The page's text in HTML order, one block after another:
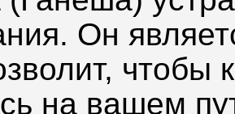
Он
чтобы
на вашем